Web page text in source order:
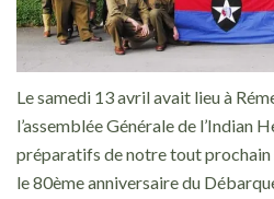
Le samedi 13 avril avait lieu à
l’assemblée Générale de l’Indian
préparatifs de notre tout
le 80ème anniversaire du